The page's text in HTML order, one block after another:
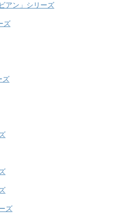
アン」シリーズ
ズ
ズ
ズ